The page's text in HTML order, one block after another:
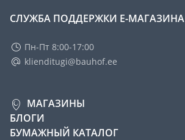
СЛУЖБА ПОДДЕРЖКИ Е-МАГАЗИНА
Пн-Пт 8:00-17:00
klienditugi@bauhof.ee
МАГАЗИНЫ
БЛОГИ
БУМАЖНЫЙ КАТАЛОГ